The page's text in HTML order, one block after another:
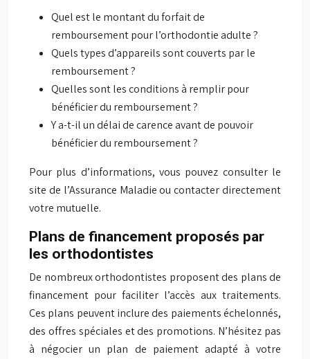
Quel est le montant du forfait de
remboursement pour l’orthodontie adulte ?
Quels types d’appareils sont couverts par le
remboursement ?
Quelles sont les conditions à remplir pour
bénéficier du remboursement ?
Y a-t-il un délai de carence avant de pouvoir
bénéficier du remboursement ?
Pour plus d’informations, vous pouvez consulter le
site de l’Assurance Maladie ou contacter directement
votre mutuelle.
Plans de financement proposés par
les orthodontistes
De nombreux orthodontistes proposent des plans de
financement pour faciliter l’accès aux traitements.
Ces plans peuvent inclure des paiements échelonnés,
des offres spéciales et des promotions. N’hésitez pas
à négocier un plan de paiement adapté à votre